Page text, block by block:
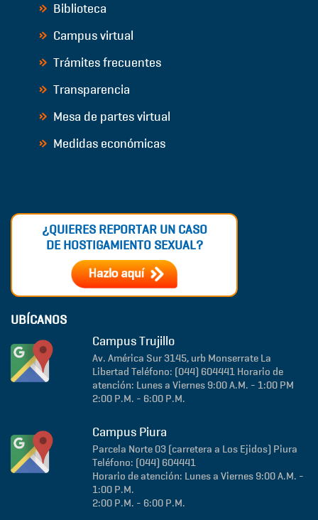
Biblioteca
Campus virtual
Trámites frecuentes
Transparencia
Mesa de partes virtual
Medidas económicas
¿QUIERES REPORTAR UN CASO
DE HOSTIGAMIENTO SEXUAL?
UBÍCANOS
Campus Trujillo
Av. América Sur 3145, urb Monserrate La
Libertad Teléfono: (044) 604441 Horario de
atención: Lunes a Viernes 9:00 A.M. - 1:00 PM
2:00 P.M. - 6:00 P.M.
Campus Piura
Parcela Norte 03 (carretera a Los Ejidos) Piura
Teléfono: (044) 604441
Horario de atención: Lunes a Viernes 9:00 A.M. -
1:00 P.M.
2:00 P.M. - 6:00 P.M.